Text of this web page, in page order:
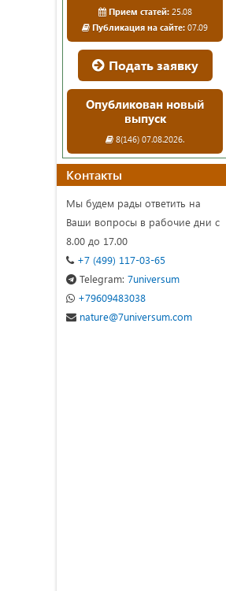
Прием статей:25.08
Публикация на сайте: 07.09
Подать заявку
Опубликован новый
выпуск
8(146) 07.08.2026.
Контакты
Мы будем рады ответить на
Ваши вопросы в рабочие дни с
8.00 до 17.00
+7 (499) 117-03-65
Telegram: 7universum
+79609483038
nature@7universum.com